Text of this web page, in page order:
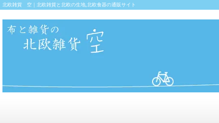
北欧雑貨 空｜北欧雑貨と北欧の生地,北欧食器の通販サイト